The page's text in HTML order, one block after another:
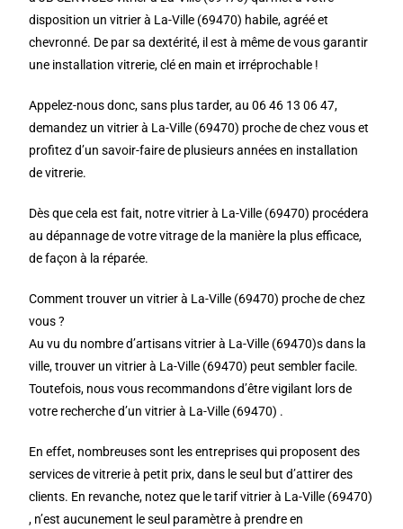
disposition un vitrier à La-Ville (69470) habile, agréé et
chevronné. De par sa dextérité, il est à même de vous garantir
une installation vitrerie, clé en main et irréprochable !
Appelez-nous donc, sans plus tarder, au 06 46 13 06 47,
demandez un vitrier à La-Ville (69470) proche de chez vous et
profitez d’un savoir-faire de plusieurs années en installation
de vitrerie.
Dès que cela est fait, notre vitrier à La-Ville (69470) procédera
au dépannage de votre vitrage de la manière la plus efficace,
de façon à la réparée.
Comment trouver un vitrier à La-Ville (69470) proche de chez
vous ?
Au vu du nombre d’artisans vitrier à La-Ville (69470)s dans la
ville, trouver un vitrier à La-Ville (69470) peut sembler facile.
Toutefois, nous vous recommandons d’être vigilant lors de
votre recherche d’un vitrier à La-Ville (69470) .
En effet, nombreuses sont les entreprises qui proposent des
services de vitrerie à petit prix, dans le seul but d’attirer des
clients. En revanche, notez que le tarif vitrier à La-Ville (69470)
, n’est aucunement le seul paramètre à prendre en